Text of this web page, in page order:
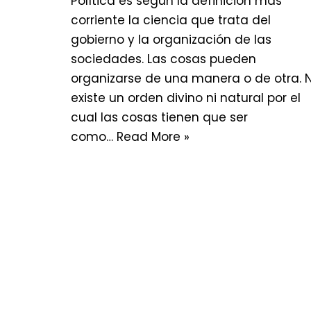
corriente la ciencia que trata del
gobierno y la organización de las
sociedades. Las cosas pueden
organizarse de una manera o de otra.
existe un orden divino ni natural por el
cual las cosas tienen que ser
como… Read More »